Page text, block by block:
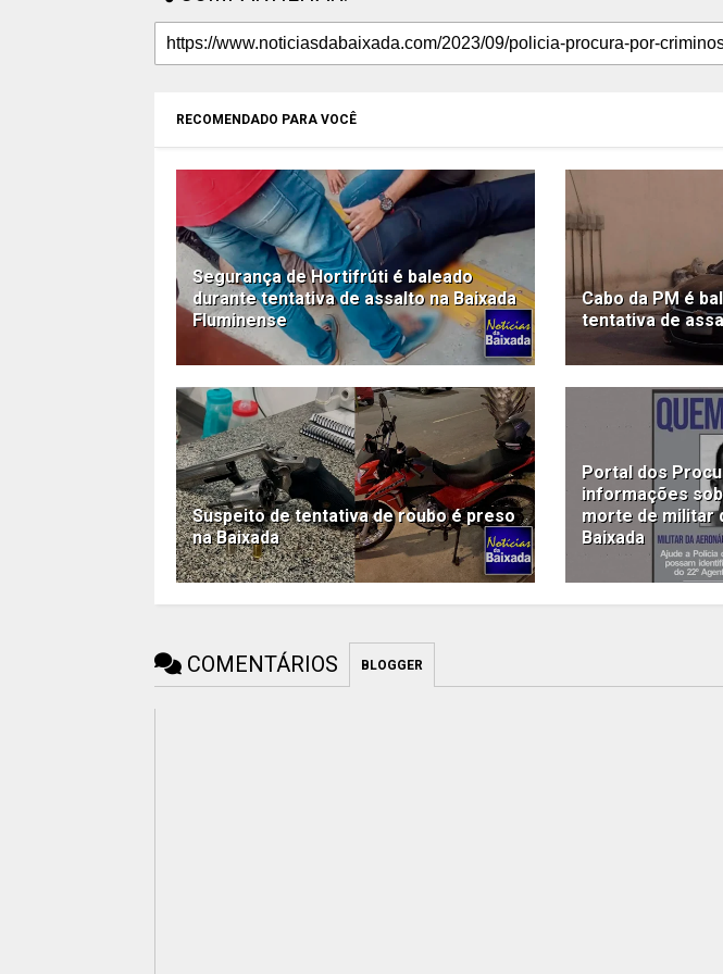
RECOMENDADO PARA VOCÊ
Segurança de Hortifrúti é baleado
durante tentativa de assalto na Baixada
Fluminense
Cabo da PM é
tentativa de
Suspeito de tentativa de roubo é preso
na Baixada
Portal dos
informações
morte de militar
Baixada
COMENTÁRIOS BLOGGER